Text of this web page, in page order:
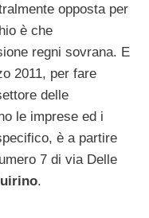
opposta per
è che
regni sovrana. E
2011, per fare
delle
le imprese ed i
è a partire
7 di via Delle
.